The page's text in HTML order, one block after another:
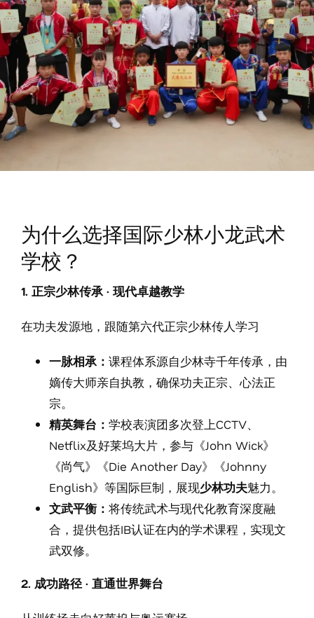
为什么选择国际少林小龙武术
学校？
1. 正宗少林传承 · 现代卓越教学
在功夫发源地，跟随第六代正宗少林传人学习
一脉相承： 课程体系源自少林寺千年传承，由
嫡传大师亲自执教，确保功夫正宗、心法正
宗。
精英舞台： 学校表演团多次登上CCTV、
Netflix及好莱坞大片，参与《John Wick》
《尚气》《Die Another Day》《Johnny
English》等国际巨制，展现少林功夫魅力。
文武平衡： 将传统武术与现代化教育深度融
合，提供包括IB认证在内的学术课程，实现文
武双修。
2. 成功路径 · 直通世界舞台